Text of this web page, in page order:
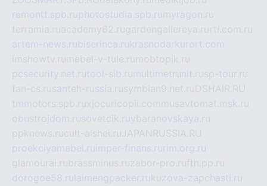
remontt.spb.ruphotostudia.spb.ru myragon.ru
terramia.ruacademy62.rugardengallereya.ru rti.com.ru
artem-news.rubiserinca.rukrasnodarkurort.com
imshowtv.ru mebel-v-tule.ru mobtopik.ru
pcsecurity.net.rutool-sib.ru multimetrunit.rusp-tour.ru
fan-cs.rusanteh-russia.rusymbian9.net.ruDSHAIR.RU
tmmotors.spb.ruxjocuricopii.com musavtomat.msk.ru
obustrojdom.rusovetcik.ruybaranovskaya.ru
ppknews.rucult-alshei.ruJAPANRUSSIA.RU
proekciyamebel.ru imper-finans.ru rim.org.ru
glamourai.rubrassminus.ruzabor-pro.ruftn.pp.ru
dorogoe58.ru laimengpacker.rukuzova-zapchasti.ru